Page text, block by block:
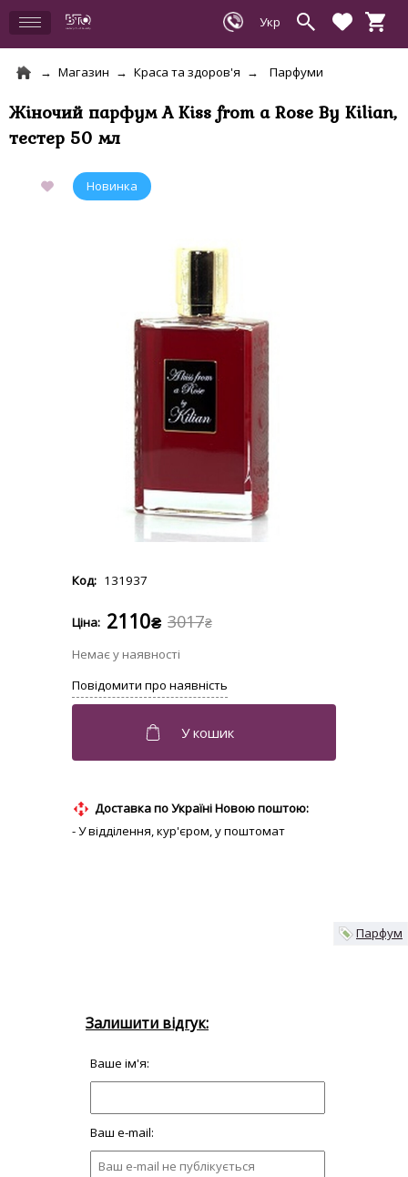
Магазин Краса та здоров'я Парфуми
Жіночий парфум A Kiss from a Rose By Kilian,
тестер 50 мл
131937
3017₴
2110₴
Доставка по Україні Новою поштою:
- У відділення, кур'єром, у поштомат
Парфум